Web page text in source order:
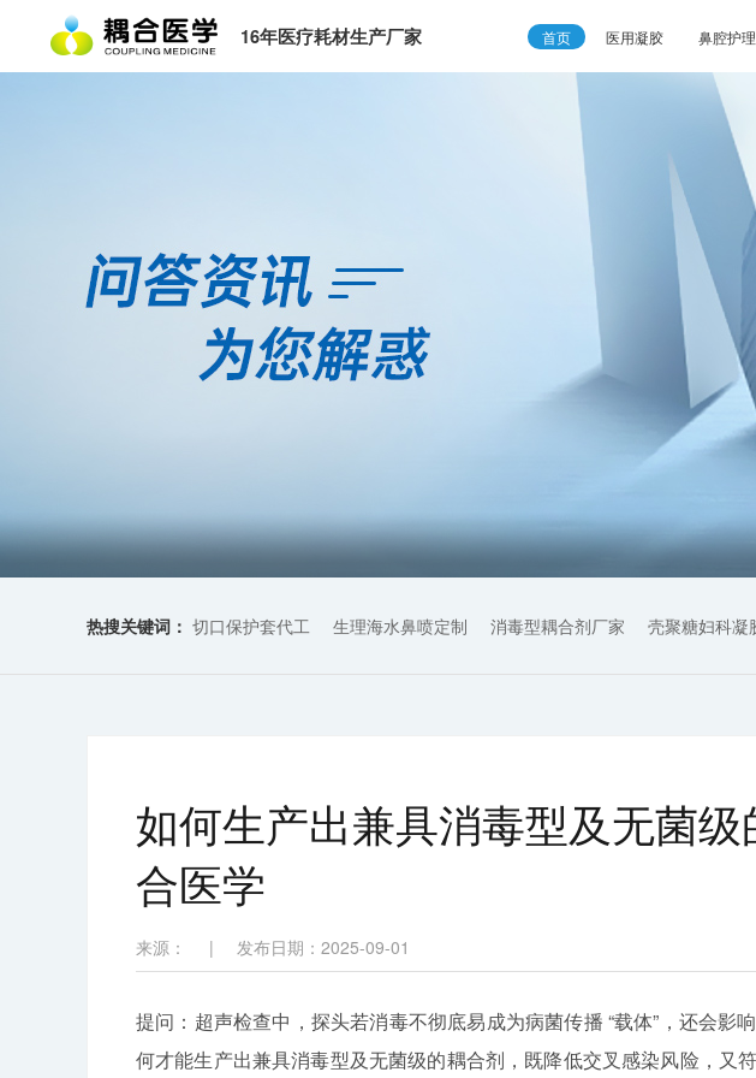
16年医疗耗材生产厂家 首页 医用凝胶 鼻腔护理
热搜关键词： 切口保护套代工 生理海水鼻喷定制 消毒型耦合剂厂家 壳聚糖妇科凝
如何生产出兼具消毒型及无菌
合医学
来源： | 发布日期：2025-09-01
提问：超声检查中，探头若消毒不彻底易成为病菌传播 “载体”，还会影
何才能生产出兼具消毒型及无菌级的耦合剂，既降低交叉感染风险，又